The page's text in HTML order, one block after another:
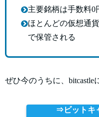
主要銘柄は手数料0
ほとんどの仮想通
で保管される
ぜひ今のうちに、bitcastle
⇒ビットキ